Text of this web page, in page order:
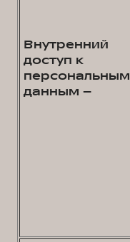
Внутренний
доступ к
персональным
данным –